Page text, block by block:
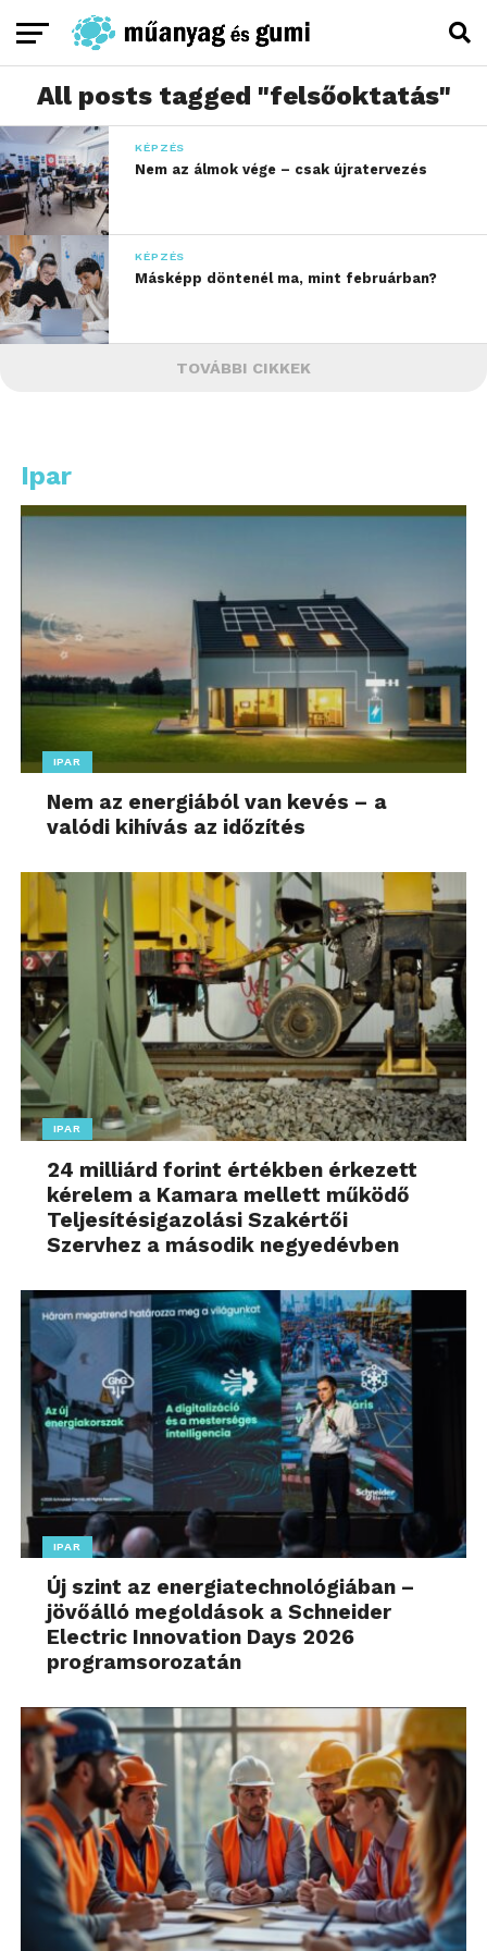
All posts tagged "felsőoktatás"
KÉPZÉS
Nem az álmok vége – csak újratervezés
KÉPZÉS
Másképp döntenél ma, mint februárban?
TOVÁBBI CIKKEK
Ipar
IPAR
Nem az energiából van kevés – a
valódi kihívás az időzítés
IPAR
24 milliárd forint értékben érkezett
kérelem a Kamara mellett működő
Teljesítésigazolási Szakértői
Szervhez a második negyedévben
IPAR
Új szint az energiatechnológiában –
jövőálló megoldások a Schneider
Electric Innovation Days 2026
programsorozatán